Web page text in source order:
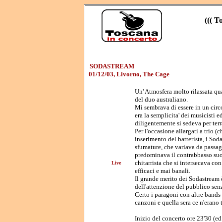
(((
SODASTREAM
01/12/03, Livorno, The Cage
Live
Un' Atmosfera molto rilassata
del duo australiano.
Mi sembrava di essere in un
era la semplicita' dei musicisti
diligentemente si sedeva per
Per l'occasione allargati a trio
inserimento del batterista, i
sfumature, che variava da
predominava il contrabbasso
chitarrista che si intersecava
efficaci e mai banali.
Il grande merito dei
dell'attenzione del pubblico
Certo i paragoni con altre
canzoni e quella sera ce n'erano
Inizio del concerto ore 23'30